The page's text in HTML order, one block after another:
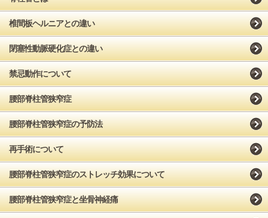
椎間板ヘルニアとの違い
閉塞性動脈硬化症との違い
禁忌動作について
腰部脊柱管狭窄症
腰部脊柱管狭窄症の予防法
再手術について
腰部脊柱管狭窄症のストレッチ効果について
腰部脊柱管狭窄症と坐骨神経痛